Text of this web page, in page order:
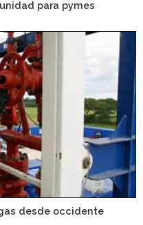
para pymes
desde occidente